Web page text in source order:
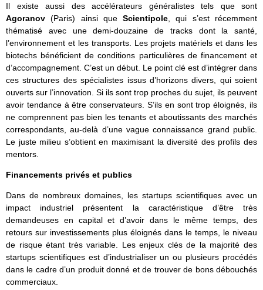
Il existe aussi des accélérateurs généralistes tels que sont
Agoranov(Paris) ainsi queScientipole , qui s’est récemment
thématisé avec une demi-douzaine de tracks dont la santé,
l’environnement et les transports. Les projets matériels et dans les
biotechs bénéficient de conditions particulières de financement et
d’accompagnement. C’est un début. Le point clé est d’intégrer dans
ces structures des spécialistes issus d’horizons divers, qui soient
ouverts sur l’innovation. Si ils sont trop proches du sujet, ils peuvent
avoir tendance à être conservateurs. S’ils en sont trop éloignés, ils
ne comprennent pas bien les tenants et aboutissants des marchés
correspondants, au-delà d’une vague connaissance grand public.
Le juste milieu s’obtient en maximisant la diversité des profils des
mentors.
Financements privés et publics
Dans de nombreux domaines, les startups scientifiques avec un
impact industriel présentent la caractéristique d’être très
demandeuses en capital et d’avoir dans le même temps, des
retours sur investissements plus éloignés dans le temps, le niveau
de risque étant très variable. Les enjeux clés de la majorité des
startups scientifiques est d’industrialiser un ou plusieurs procédés
dans le cadre d’un produit donné et de trouver de bons débouchés
commerciaux.